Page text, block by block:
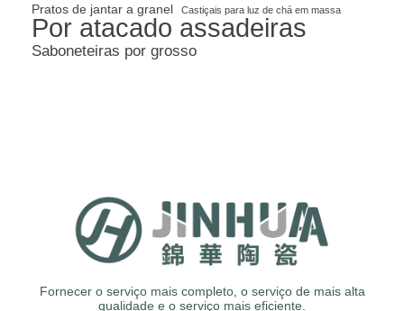
Pratos de jantar a granel Castiçais para luz de chá em massa
Por atacado assadeiras
Saboneteiras por grosso
Fornecer o serviço mais completo, o serviço de mais alta
qualidade e o serviço mais eficiente.